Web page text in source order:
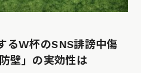
るW杯のSNS誹謗中傷
壁」の実効性は